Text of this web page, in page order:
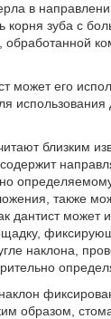
в
зуба с
может его
использования
близким
также
дантист может
наклона,
наклон
образом,